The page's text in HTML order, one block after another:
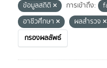
ข้อมูลสถิติ
การเข้าถึง:
อาชีวศึกษา
ผลสำรวจ
กรองผลลัพธ์